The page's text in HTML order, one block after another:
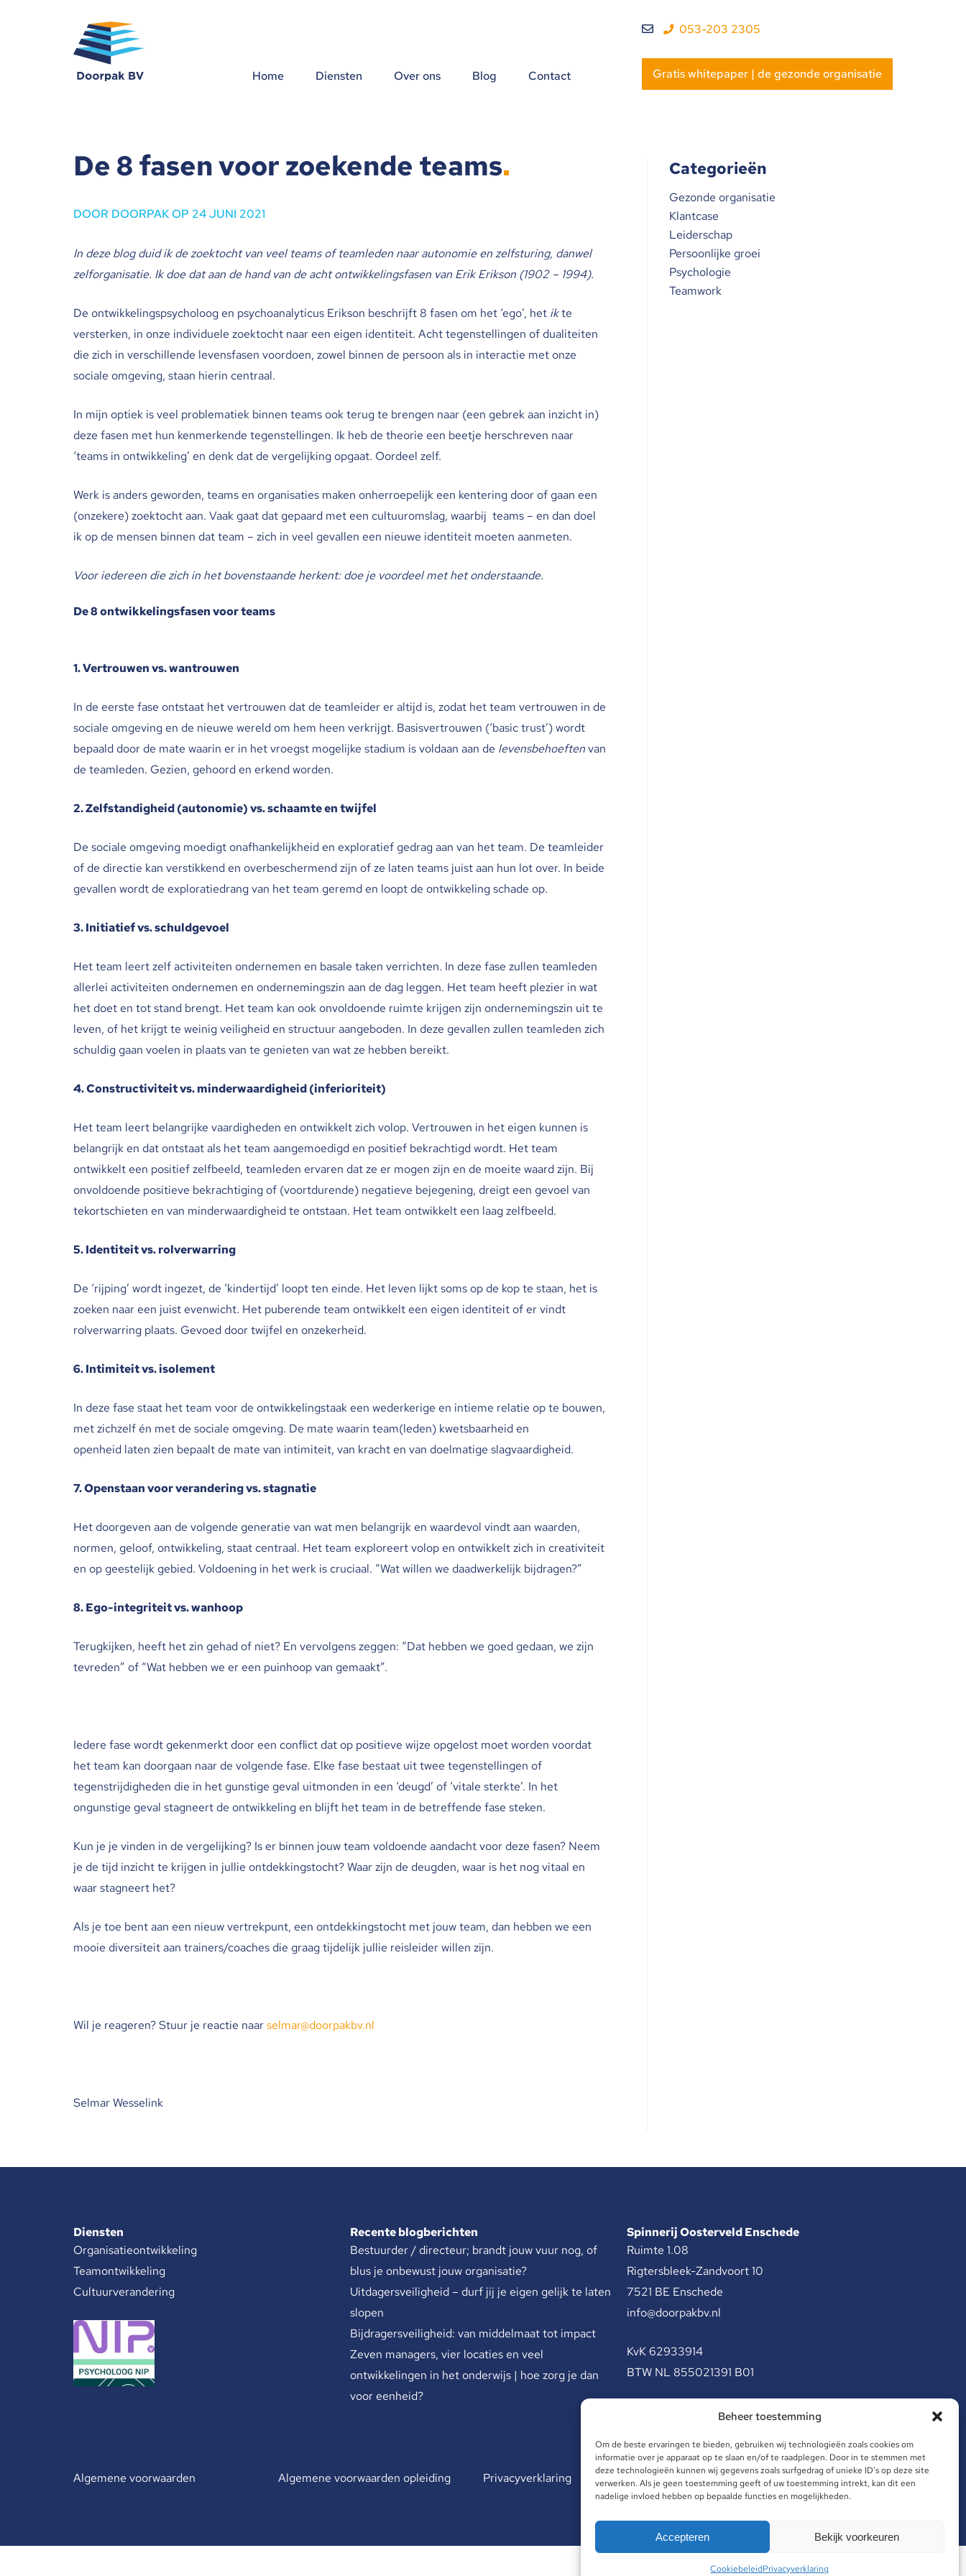
Beheer toestemming
Om de beste ervaringen te bieden, gebruiken wij technologieën zoals cookies om
informatie over je apparaat op te slaan en/of te raadplegen. Door in te stemmen met
deze technologieën kunnen wij gegevens zoals surfgedrag of unieke ID's op deze site
verwerken. Als je geen toestemming geeft of uw toestemming intrekt, kan dit een
nadelige invloed hebben op bepaalde functies en mogelijkheden.
Accepteren Bekijk voorkeuren
CookiebeleidPrivacyverklaring
Home Diensten Over ons Blog Contact
053-203 2305
Gratis whitepaper | de gezonde organisatie
De 8 fasen voor zoekende teams
DOOR DOORPAK OP 24 JUNI 2021
In deze blog duid ik de zoektocht van veel teams of teamleden naar autonomie en zelfsturing, danwel
zelforganisatie. Ik doe dat aan de hand van de acht ontwikkelingsfasen van Erik Erikson (1902 – 1994).
De ontwikkelingspsycholoog en psychoanalyticus Erikson beschrijft 8 fasen om het ‘ego’, het ikte
versterken, in onze individuele zoektocht naar een eigen identiteit. Acht tegenstellingen of dualiteiten
die zich in verschillende levensfasen voordoen, zowel binnen de persoon als in interactie met onze
sociale omgeving, staan hierin centraal.
In mijn optiek is veel problematiek binnen teams ook terug te brengen naar (een gebrek aan inzicht in)
deze fasen met hun kenmerkende tegenstellingen. Ik heb de theorie een beetje herschreven naar
‘teams in ontwikkeling’ en denk dat de vergelijking opgaat. Oordeel zelf.
Werk is anders geworden, teams en organisaties maken onherroepelijk een kentering door of gaan een
(onzekere) zoektocht aan. Vaak gaat dat gepaard met een cultuuromslag, waarbij teams – en dan doel
ik op de mensen binnen dat team – zich in veel gevallen een nieuwe identiteit moeten aanmeten.
Voor iedereen die zich in het bovenstaande herkent: doe je voordeel met het onderstaande.
De 8 ontwikkelingsfasen voor teams
1. Vertrouwen vs. wantrouwen
In de eerste fase ontstaat het vertrouwen dat de teamleider er altijd is, zodat het team vertrouwen in de
sociale omgeving en de nieuwe wereld om hem heen verkrijgt. Basisvertrouwen (‘basic trust’) wordt
bepaald door de mate waarin er in het vroegst mogelijke stadium is voldaan aan de levensbehoeftenvan
de teamleden. Gezien, gehoord en erkend worden.
2. Zelfstandigheid (autonomie) vs. schaamte en twijfel
De sociale omgeving moedigt onafhankelijkheid en exploratief gedrag aan van het team. De teamleider
of de directie kan verstikkend en overbeschermend zijn of ze laten teams juist aan hun lot over. In beide
gevallen wordt de exploratiedrang van het team geremd en loopt de ontwikkeling schade op.
3. Initiatief vs. schuldgevoel
Het team leert zelf activiteiten ondernemen en basale taken verrichten. In deze fase zullen teamleden
allerlei activiteiten ondernemen en ondernemingszin aan de dag leggen. Het team heeft plezier in wat
het doet en tot stand brengt. Het team kan ook onvoldoende ruimte krijgen zijn ondernemingszin uit te
leven, of het krijgt te weinig veiligheid en structuur aangeboden. In deze gevallen zullen teamleden zich
schuldig gaan voelen in plaats van te genieten van wat ze hebben bereikt.
4. Constructiviteit vs. minderwaardigheid (inferioriteit)
Het team leert belangrijke vaardigheden en ontwikkelt zich volop. Vertrouwen in het eigen kunnen is
belangrijk en dat ontstaat als het team aangemoedigd en positief bekrachtigd wordt. Het team
ontwikkelt een positief zelfbeeld, teamleden ervaren dat ze er mogen zijn en de moeite waard zijn. Bij
onvoldoende positieve bekrachtiging of (voortdurende) negatieve bejegening, dreigt een gevoel van
tekortschieten en van minderwaardigheid te ontstaan. Het team ontwikkelt een laag zelfbeeld.
5. Identiteit vs. rolverwarring
De ‘rijping’ wordt ingezet, de ‘kindertijd’ loopt ten einde. Het leven lijkt soms op de kop te staan, het is
zoeken naar een juist evenwicht. Het puberende team ontwikkelt een eigen identiteit of er vindt
rolverwarring plaats. Gevoed door twijfel en onzekerheid.
6. Intimiteit vs. isolement
In deze fase staat het team voor de ontwikkelingstaak een wederkerige en intieme relatie op te bouwen,
met zichzelf én met de sociale omgeving. De mate waarin team(leden) kwetsbaarheid en
openheid laten zien bepaalt de mate van intimiteit, van kracht en van doelmatige slagvaardigheid.
7. Openstaan voor verandering vs. stagnatie
Het doorgeven aan de volgende generatie van wat men belangrijk en waardevol vindt aan waarden,
normen, geloof, ontwikkeling, staat centraal. Het team exploreert volop en ontwikkelt zich in creativiteit
en op geestelijk gebied. Voldoening in het werk is cruciaal. “Wat willen we daadwerkelijk bijdragen?”
8. Ego-integriteit vs. wanhoop
Terugkijken, heeft het zin gehad of niet? En vervolgens zeggen: “Dat hebben we goed gedaan, we zijn
tevreden” of “Wat hebben we er een puinhoop van gemaakt”.
Iedere fase wordt gekenmerkt door een conflict dat op positieve wijze opgelost moet worden voordat
het team kan doorgaan naar de volgende fase. Elke fase bestaat uit twee tegenstellingen of
tegenstrijdigheden die in het gunstige geval uitmonden in een ‘deugd’ of ‘vitale sterkte’. In het
ongunstige geval stagneert de ontwikkeling en blijft het team in de betreffende fase steken.
Kun je je vinden in de vergelijking? Is er binnen jouw team voldoende aandacht voor deze fasen? Neem
je de tijd inzicht te krijgen in jullie ontdekkingstocht? Waar zijn de deugden, waar is het nog vitaal en
waar stagneert het?
Als je toe bent aan een nieuw vertrekpunt, een ontdekkingstocht met jouw team, dan hebben we een
mooie diversiteit aan trainers/coaches die graag tijdelijk jullie reisleider willen zijn.
Wil je reageren? Stuur je reactie naarselmar@doorpakbv.nl
Selmar Wesselink
Categorieën
Gezonde organisatie
Klantcase
Leiderschap
Persoonlijke groei
Psychologie
Teamwork
Diensten
Organisatieontwikkeling
Teamontwikkeling
Cultuurverandering
Recente blogberichten
Bestuurder / directeur; brandt jouw vuur nog, of
blus je onbewust jouw organisatie?
Uitdagersveiligheid – durf jij je eigen gelijk te laten
slopen
Bijdragersveiligheid: van middelmaat tot impact
Zeven managers, vier locaties en veel
ontwikkelingen in het onderwijs | hoe zorg je dan
voor eenheid?
Spinnerij Oosterveld Enschede
Ruimte 1.08
Rigtersbleek-Zandvoort 10
7521 BE Enschede
info@doorpakbv.nl
KvK 62933914
BTW NL 855021391 B01
Algemene voorwaarden Algemene voorwaarden opleiding Privacyverklaring Site door: Crossmedia House